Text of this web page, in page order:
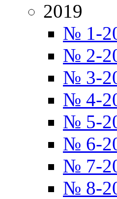
2019
№ 1-
№ 2-
№ 3-
№ 4-
№ 5-
№ 6-
№ 7-
№ 8-